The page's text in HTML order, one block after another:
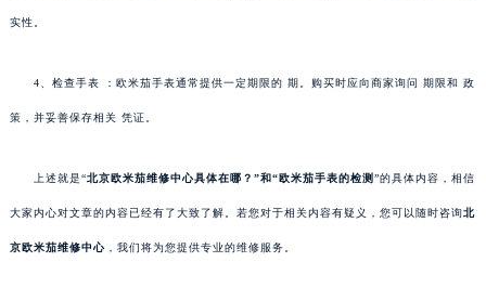
实性。
4、检查手表 ：欧米茄手表通常提供一定期限的 期。购买时应向商家询问 期限和 政
策，并妥善保存相关 凭证。
上述就是“北京欧米茄维修中心具体在哪？”和“欧米茄手表的检测 ”的具体内容，相信
大家内心对文章的内容已经有了大致了解。若您对于相关内容有疑义，您可以随时咨询北
京欧米茄维修中心，我们将为您提供专业的维修服务。